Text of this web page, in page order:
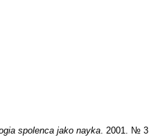
spolenca jako nayka. 2001. № 3